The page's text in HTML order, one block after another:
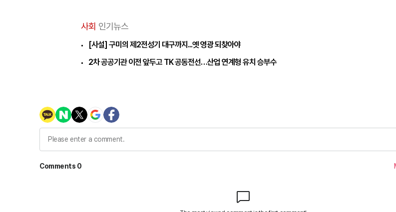
사회 인기뉴스
[사설] 구미의 제2전성기 대구까지...옛 영광 되찾아야
2차 공공기관 이전 앞두고 TK 공동전선…산업 연계형 유치 승부수